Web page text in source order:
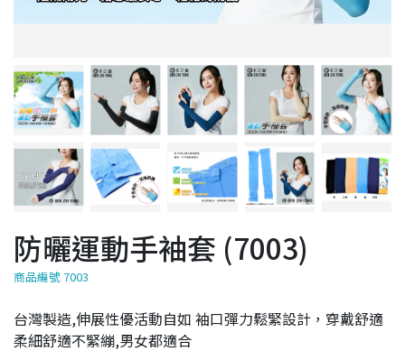
防曬運動手袖套 (7003)
商品編號 7003
台灣製造,伸展性優活動自如 袖口彈力鬆緊設計，穿戴舒適
柔細舒適不緊繃,男女都適合